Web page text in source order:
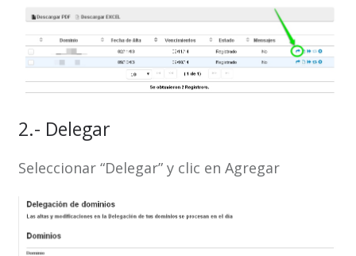
2.- Delegar
Seleccionar “Delegar” y clic en Agregar